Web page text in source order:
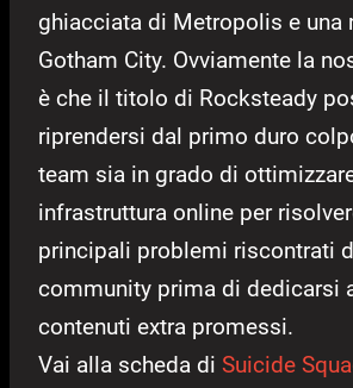
ghiacciata di Metropolis e una
Gotham City. Ovviamente la
è che il titolo di Rocksteady
riprendersi dal primo duro
team sia in grado di
infrastruttura online per
principali problemi riscontrati
community prima di dedicarsi
contenuti extra promessi.
Vai alla scheda di Suicide